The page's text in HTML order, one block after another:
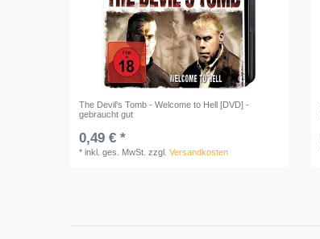
The Devil's Tomb - Welcome to Hell [DVD] -
gebraucht gut
0,49 € *
*inkl. ges. MwSt. zzgl.Versandkosten